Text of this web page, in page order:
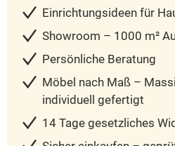
Einrichtungsideen für
Showroom – 1000 m²
Persönliche Beratung
Möbel nach Maß –
individuell gefertigt
14 Tage gesetzliches